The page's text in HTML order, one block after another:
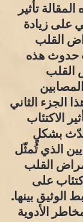
تأثير
على زيادة
القلب
حدوث هذه
القلب
الجزء الثاني
الاكتئاب
بشكلٍ
الذي تُمثّل
70 % من امراض القلب
على
الوثيق بينها.
الأدوية